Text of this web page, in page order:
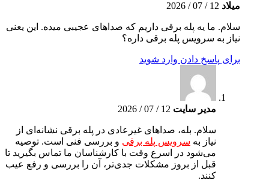
میلاد 12 / 07 / 2026
سلام. ما یه پله برقی داریم که صداهای عجیبی میده. این یعنی
نیاز به سرویس پله برقی داره؟
برای پاسخ دادن وارد شوید
مدیر سایت 12 / 07 / 2026
سلام. بله، صداهای غیرعادی در پله برقی نشانه‌ای از
نیاز به سرویس پله برقی و بررسی فنی است. توصیه
می‌شود در اسرع وقت با کارشناسان ما تماس بگیرید تا
قبل از بروز مشکلات جدی‌تر، آن را بررسی و رفع عیب
کنند.